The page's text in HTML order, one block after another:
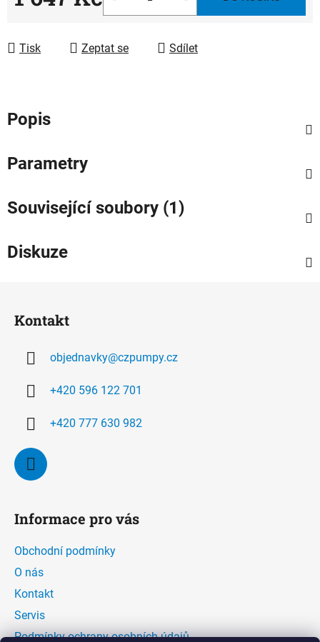
Tisk Zeptat se Sdílet
Popis
Parametry
Související soubory (1)
Diskuze
Kontakt
objednavky@czpumpy.cz
+420 596 122 701
+420 777 630 982
Informace pro vás
Obchodní podmínky
O nás
Kontakt
Servis
Podmínky ochrany osobních údajů